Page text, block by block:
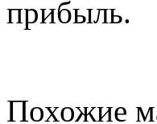
прибыль.
Похожие